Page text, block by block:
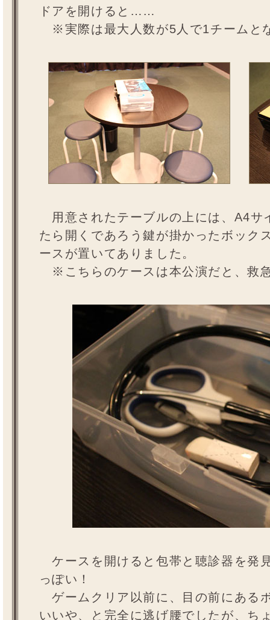
ドアを開けると……
※実際は最大人数が5人で1チームと
用意されたテーブルの上には、A4サ
たら開くであろう鍵が掛かったボック
ースが置いてありました。
※こちらのケースは本公演だと、救
ケースを開けると包帯と聴診器を発
っぽい！
ゲームクリア以前に、目の前にある
いいや、と完全に逃げ腰でしたが、ち